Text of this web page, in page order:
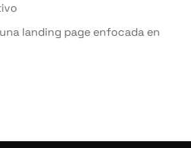
landing page enfocada en